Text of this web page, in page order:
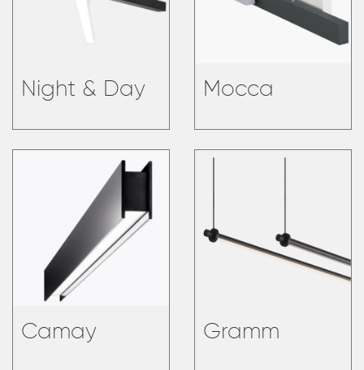
Night & Day Mocca
Camay Gramm